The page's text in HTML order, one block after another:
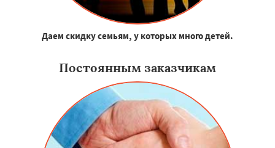
Даем скидку семьям, у которых много детей.
Постоянным заказчикам